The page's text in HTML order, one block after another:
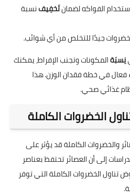
الفواكه لضمانتَخفِيفنسبة
جيدًا للتخلص من أي شوائب.
نِسبَةالمكونات وتجنب الإفراط، يمكنك
فعال في خطة فقدان الوزن. هذا
غذائي صحي.
الخضروات الكاملة
والخضروات الكاملة قد يؤثر على
إلى أن العصائر تحتفظ بعناصر
تناول الخضروات الكاملة التي توفر